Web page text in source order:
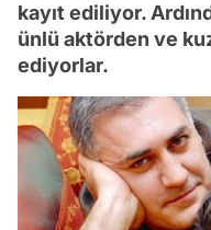
kayıt ediliyor.
ünlü aktörden ve
ediyorlar.